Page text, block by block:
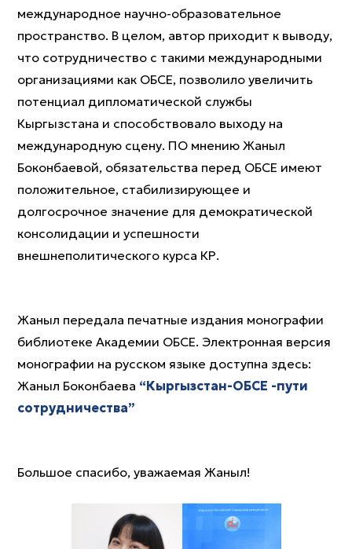
международное научно-образовательное
пространство. В целом, автор приходит к выводу,
что сотрудничество с такими международными
организациями как ОБСЕ, позволило увеличить
потенциал дипломатической службы
Кыргызстана и способствовало выходу на
международную сцену. ПО мнению Жаныл
Боконбаевой, обязательства перед ОБСЕ имеют
положительное, стабилизирующее и
долгосрочное значение для демократической
консолидации и успешности
внешнеполитического курса КР.
Жаныл передала печатные издания монографии
библиотеке Академии ОБСЕ. Электронная версия
монографии на русском языке доступна здесь:
Жаныл Боконбаева “Кыргызстан-ОБСЕ -пути
сотрудничества”
Большое спасибо, уважаемая Жаныл!